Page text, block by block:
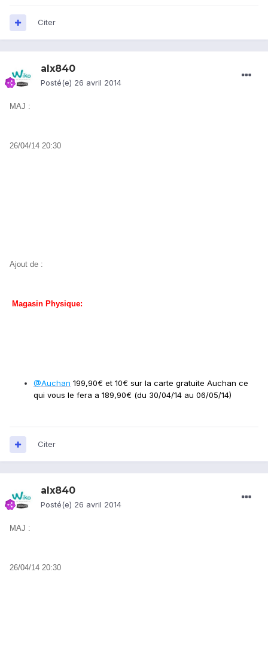
Citer
alx840
Posté(e) 26 avril 2014
MAJ :
26/04/14 20:30
Ajout de :
Magasin Physique:
@Auchan 199,90€ et 10€ sur la carte gratuite Auchan ce
qui vous le fera a 189,90€ (du 30/04/14 au 06/05/14)
Citer
alx840
Posté(e) 26 avril 2014
MAJ :
26/04/14 20:30